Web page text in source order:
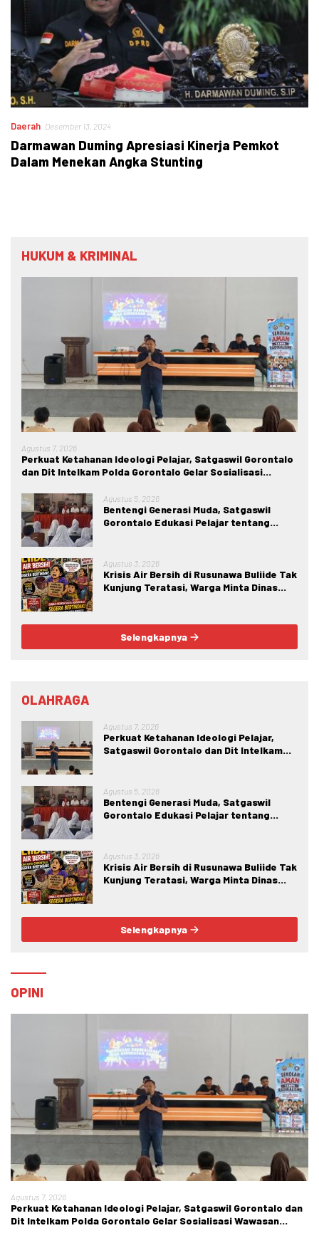
Daerah Desember 13, 2024
Darmawan Duming Apresiasi Kinerja Pemkot
Dalam Menekan Angka Stunting
HUKUM & KRIMINAL
Agustus 7, 2026
Perkuat Ketahanan Ideologi Pelajar, Satgaswil Gorontalo
dan Dit Intelkam Polda Gorontalo Gelar Sosialisasi
Agustus 5, 2026
Bentengi Generasi Muda, Satgaswil
Gorontalo Edukasi Pelajar tentang
Agustus 3, 2026
Krisis Air Bersih di Rusunawa Buliide Tak
Kunjung Teratasi, Warga Minta Dinas
Selengkapnya
OLAHRAGA
Agustus 7, 2026
Perkuat Ketahanan Ideologi Pelajar,
Satgaswil Gorontalo dan Dit Intelkam
Kabila
Agustus 5, 2026
Bentengi Generasi Muda, Satgaswil
Gorontalo Edukasi Pelajar tentang
Agustus 3, 2026
Krisis Air Bersih di Rusunawa Buliide Tak
Kunjung Teratasi, Warga Minta Dinas
Selengkapnya
OPINI
Agustus 7, 2026
Perkuat Ketahanan Ideologi Pelajar, Satgaswil Gorontalo dan
Dit Intelkam Polda Gorontalo Gelar Sosialisasi Wawasan